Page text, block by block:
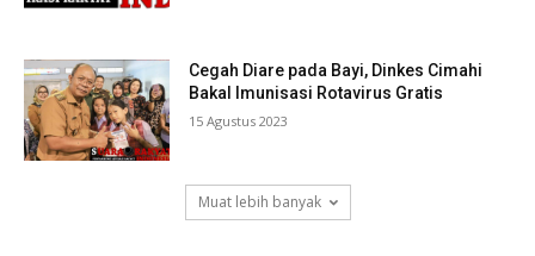
Cegah Diare pada Bayi, Dinkes Cimahi
Bakal Imunisasi Rotavirus Gratis
15 Agustus 2023
Muat lebih banyak